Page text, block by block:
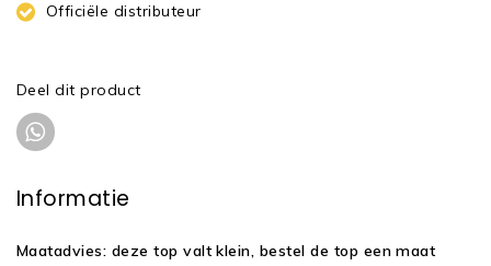
Officiële distributeur
Deel dit product
Informatie
Maatadvies: deze top valt klein, bestel de top een maat